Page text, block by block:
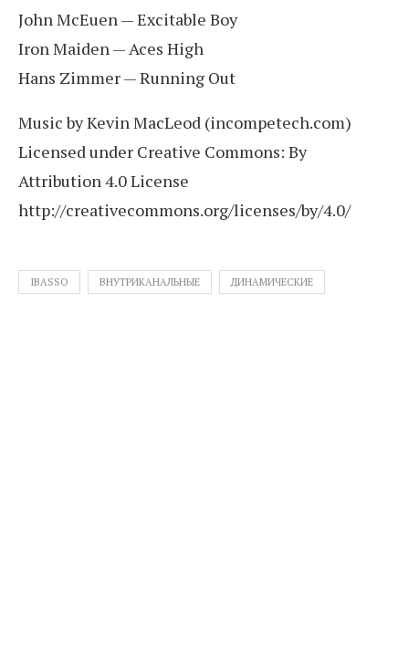
John McEuen — Excitable Boy
Iron Maiden — Aces High
Hans Zimmer — Running Out
Music by Kevin MacLeod (incompetech.com)
Licensed under Creative Commons: By
Attribution 4.0 License
http://creativecommons.org/licenses/by/4.0/
IBASSO ВНУТРИКАНАЛЬНЫЕ ДИНАМИЧЕСКИЕ